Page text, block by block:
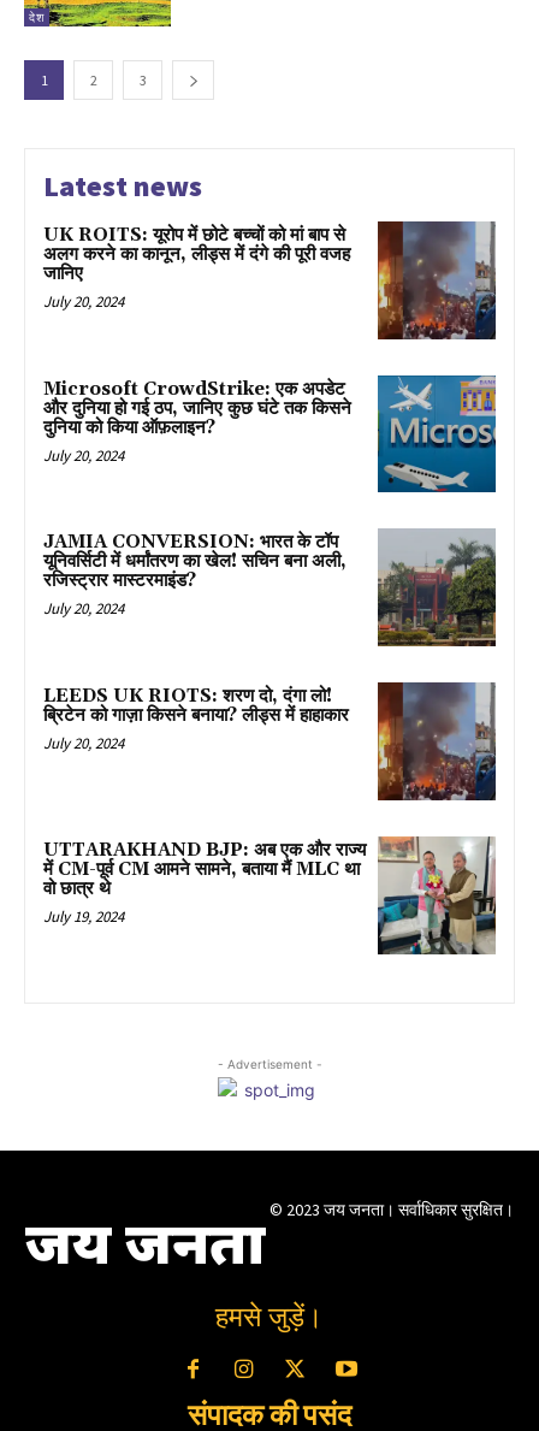
देश
1 2 3
Latest news
UK ROITS: यूरोप में छोटे बच्चों को मां बाप से
अलग करने का कानून, लीड्स में दंगे की पूरी वजह
जानिए
July 20, 2024
Microsoft CrowdStrike: एक अपडेट
और दुनिया हो गई ठप, जानिए कुछ घंटे तक किसने
दुनिया को किया ऑफ़लाइन?
July 20, 2024
JAMIA CONVERSION: भारत के टॉप
यूनिवर्सिटी में धर्मांतरण का खेल! सचिन बना अली,
रजिस्ट्रार मास्टरमाइंड?
July 20, 2024
LEEDS UK RIOTS: शरण दो, दंगा लो!
ब्रिटेन को गाज़ा किसने बनाया? लीड्स में हाहाकार
July 20, 2024
UTTARAKHAND BJP: अब एक और राज्य
में CM-पूर्व CM आमने सामने, बताया मैं MLC था
वो छात्र थे
July 19, 2024
- Advertisement -
जय जनता © 2023 जय जनता। सर्वाधिकार सुरक्षित।
हमसे जुड़ें।
संपादक की पसंद